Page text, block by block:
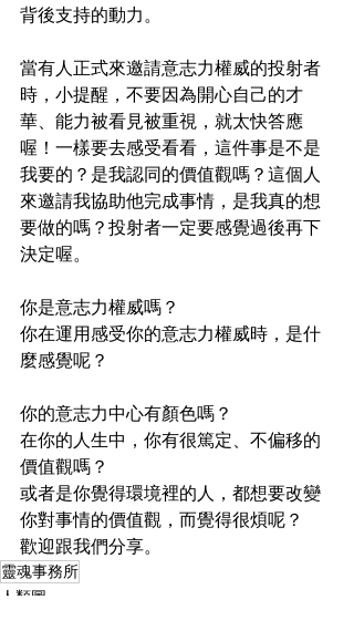
背後支持的動力。
當有人正式來邀請意志力權威的投射者
時，小提醒，不要因為開心自己的才
華、能力被看見被重視，就太快答應
喔！一樣要去感受看看，這件事是不是
我要的？是我認同的價值觀嗎？這個人
來邀請我協助他完成事情，是我真的想
要做的嗎？投射者一定要感覺過後再下
決定喔。
你是意志力權威嗎？
你在運用感受你的意志力權威時，是什
麼感覺呢？
你的意志力中心有顏色嗎？
在你的人生中，你有很篤定、不偏移的
價值觀嗎？
或者是你覺得環境裡的人，都想要改變
你對事情的價值觀，而覺得很煩呢？
歡迎跟我們分享。
靈魂事務所
人類圖